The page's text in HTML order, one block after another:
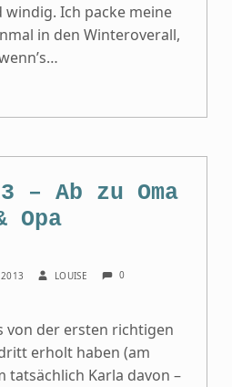
Ich packe meine
in den Winteroverall,
– Ab zu Oma
Opa
LOUISE 0
von der ersten richtigen
erholt haben (am
tatsächlich Karla davon –